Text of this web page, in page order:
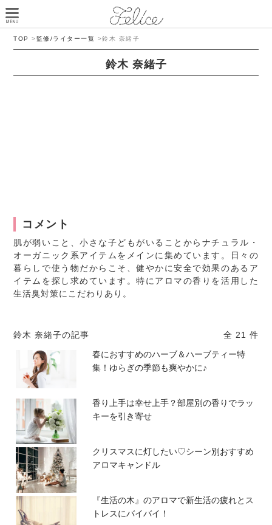
TOP >監修/ライター一覧 >鈴木 奈緒子
鈴木 奈緒子
コメント
肌が弱いこと、小さな子どもがいることからナチュラル・
オーガニック系アイテムをメインに集めています。日々の
暮らしで使う物だからこそ、健やかに安全で効果のあるア
イテムを探し求めています。特にアロマの香りを活用した
生活臭対策にこだわりあり。
鈴木 奈緒子の記事
全 21 件
春におすすめのハーブ＆ハーブティー特
集！ゆらぎの季節も爽やかに♪
香り上手は幸せ上手？部屋別の香りでラッ
キーを引き寄せ
クリスマスに灯したい♡シーン別おすすめ
アロマキャンドル
『生活の木』のアロマで新生活の疲れとス
トレスにバイバイ！